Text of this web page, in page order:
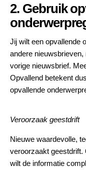
2. Gebruik
Jij wilt een opvallende
andere
vorige nieuwsbrief.
Opvallend betekent
opvallende
Veroorzaak geestdrift
Nieuwe waardevolle,
veroorzaakt geestdrift.
wilt de informatie